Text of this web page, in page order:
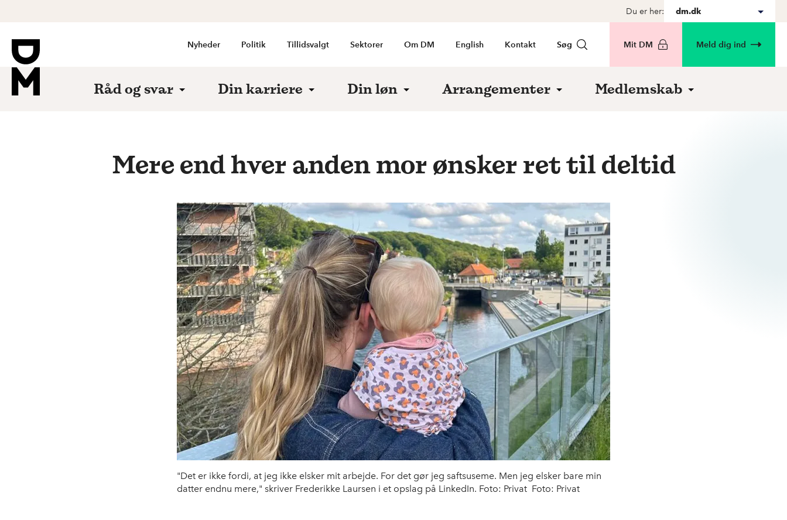
Du er her: dm.dk
Nyheder Politik Tillidsvalgt Sektorer Om DM English Kontakt Søg Mit DM Meld dig ind
Råd og svar Din karriere Din løn Arrangementer Medlemskab
Mere end hver anden mor ønsker ret til deltid
"Det er ikke fordi, at jeg ikke elsker mit arbejde. For det gør jeg saftsuseme. Men jeg elsker bare min
datter endnu mere," skriver Frederikke Laursen i et opslag på LinkedIn. Foto: Privat Foto: Privat